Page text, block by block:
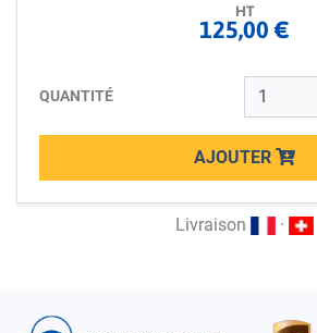
HT
125,00 €
QUANTITÉ
AJOUTER
Livraison
·